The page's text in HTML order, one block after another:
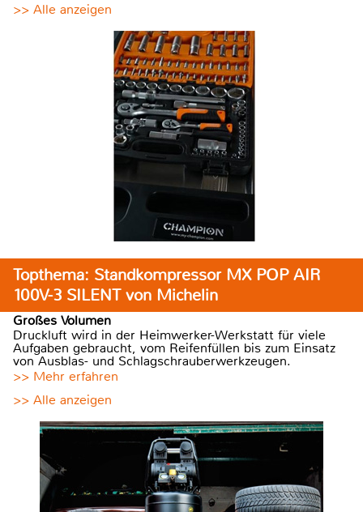
>> Alle anzeigen
Topthema: Standkompressor MX POP AIR
100V-3 SILENT von Michelin
Großes Volumen
Druckluft wird in der Heimwerker-Werkstatt für viele
Aufgaben gebraucht, vom Reifenfüllen bis zum Einsatz
von Ausblas- und Schlagschrauberwerkzeugen.
>> Mehr erfahren
>> Alle anzeigen